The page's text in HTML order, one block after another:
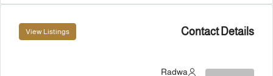
Contact Details
View Listings
Radwa